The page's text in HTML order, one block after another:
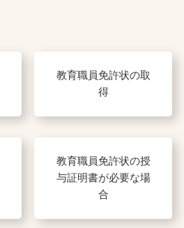
教育職員免許状の取
得
教育職員免許状の授
与証明書が必要な場
合